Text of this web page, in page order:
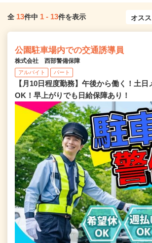
全 13件中 1 - 13件を表示
公園駐車場内での交通誘導員
株式会社 西部警備保障
アルバイト パート
【月10日程度勤務】午後から働く！土日
OK！早上がりでも日給保障あり！